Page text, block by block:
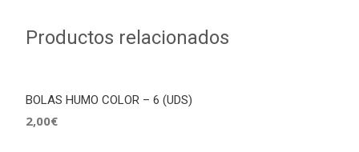
Productos relacionados
BOLAS HUMO COLOR – 6 (UDS)
2,00€